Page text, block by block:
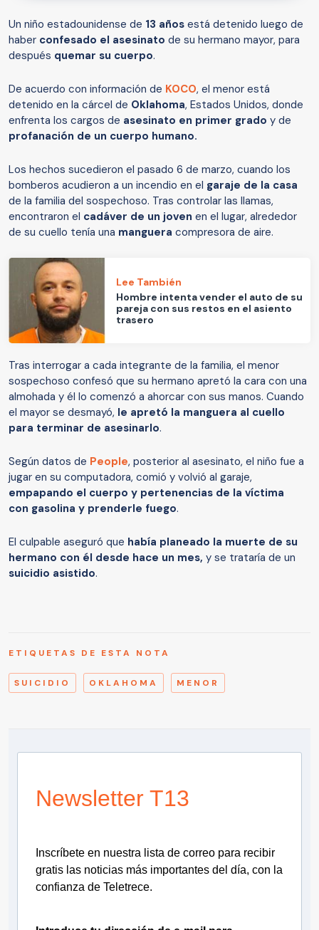
Un niño estadounidense de 13 años está detenido luego de
haber confesado el asesinato de su hermano mayor, para
después quemar su cuerpo.
De acuerdo con información de KOCO, el menor está
detenido en la cárcel de Oklahoma, Estados Unidos, donde
enfrenta los cargos de asesinato en primer grado y de
profanación de un cuerpo humano.
Los hechos sucedieron el pasado 6 de marzo, cuando los
bomberos acudieron a un incendio en el garaje de la casa
de la familia del sospechoso. Tras controlar las llamas,
encontraron el cadáver de un joven en el lugar, alrededor
de su cuello tenía una manguera compresora de aire.
Lee También
Hombre intenta vender el auto de su
pareja con sus restos en el asiento
trasero
Tras interrogar a cada integrante de la familia, el menor
sospechoso confesó que su hermano apretó la cara con una
almohada y él lo comenzó a ahorcar con sus manos. Cuando
el mayor se desmayó, le apretó la manguera al cuello
para terminar de asesinarlo.
Según datos de People, posterior al asesinato, el niño fue a
jugar en su computadora, comió y volvió al garaje,
empapando el cuerpo y pertenencias de la víctima
con gasolina y prenderle fuego.
El culpable aseguró que había planeado la muerte de su
hermano con él desde hace un mes, y se trataría de un
suicidio asistido.
ETIQUETAS DE ESTA NOTA
SUICIDIO OKLAHOMA MENOR
Newsletter T13
Inscríbete en nuestra lista de correo para recibir
gratis las noticias más importantes del día, con la
confianza de Teletrece.